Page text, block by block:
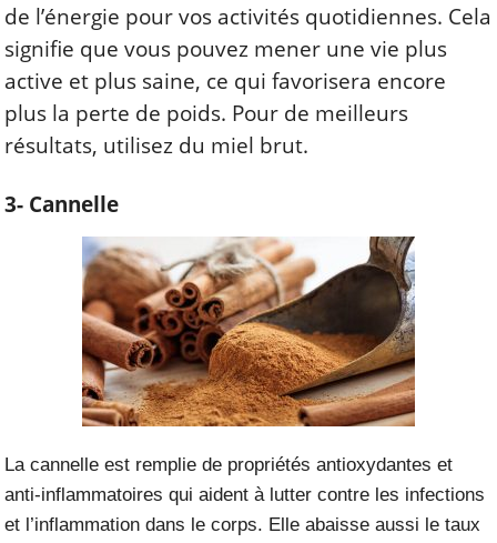
de l’énergie pour vos activités quotidiennes. Cela
signifie que vous pouvez mener une vie plus
active et plus saine, ce qui favorisera encore
plus la perte de poids. Pour de meilleurs
résultats, utilisez du miel brut.
3- Cannelle
La cannelle est remplie de propriétés antioxydantes et
anti-inflammatoires qui aident à lutter contre les infections
et l’inflammation dans le corps. Elle abaisse aussi le taux